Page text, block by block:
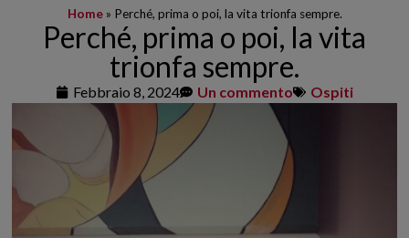
Home» Perché, prima o poi, la vita trionfa sempre.
Perché, prima o poi, la vita
trionfa sempre.
Febbraio 8, 2024 Un commento Ospiti